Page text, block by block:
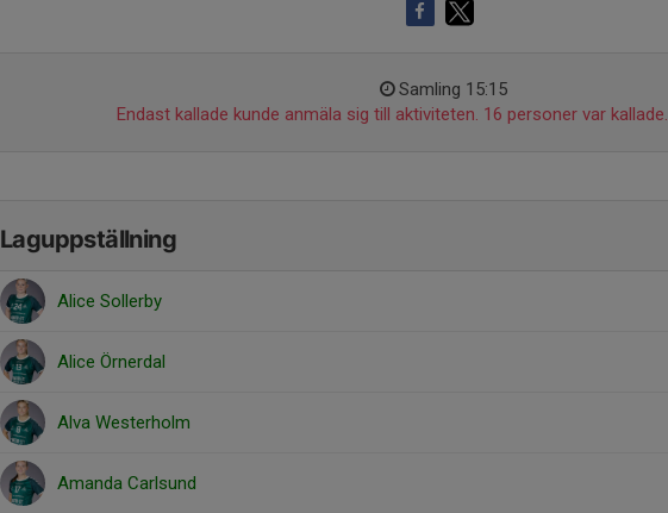
Samling 15:15
Endast kallade kunde anmäla sig till aktiviteten. 16 personer var kallade.
Laguppställning
Alice Sollerby
Alice Örnerdal
Alva Westerholm
Amanda Carlsund